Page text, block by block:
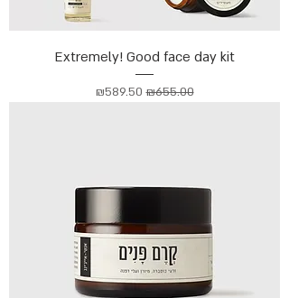
Extremely! Good face day kit
מחיר רגיל
₪655.00 מחיר מבצע
₪589.50